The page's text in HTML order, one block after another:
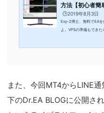
方法【初心者簡
🕒️2019年8月3日
Exy-2博士、無料でEA
よ。VPSの準備もでき
また、今回MT4からLINE
下のDr.EA BLOGに公開さ